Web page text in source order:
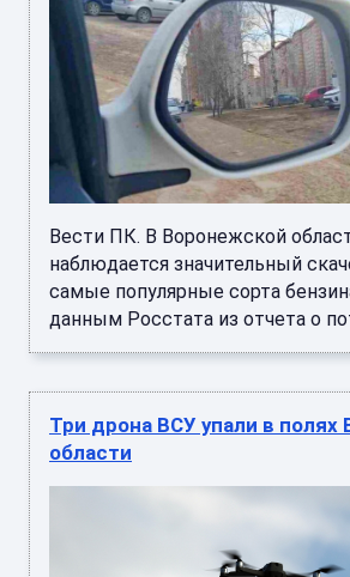
Вести ПК. В Воронежской
наблюдается значительный
самые популярные сорта
данным Росстата из отчета о
Три дрона ВСУ упали в полях
области